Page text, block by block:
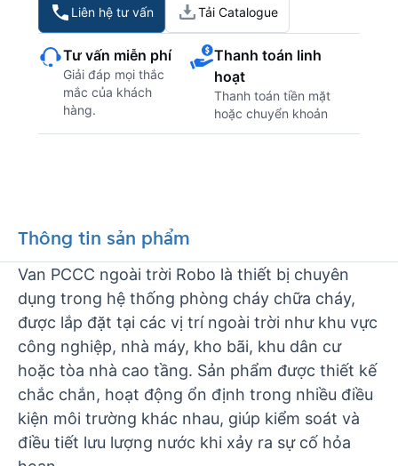
Liên hệ tư vấn Tải Catalogue
Tư vấn miễn phí
Giải đáp mọi thắc
mắc của khách
hàng.
Thanh toán linh
hoạt
Thanh toán tiền mặt
hoặc chuyển khoản
Thông tin sản phẩm
Van PCCC ngoài trời Robo là thiết bị chuyên
dụng trong hệ thống phòng cháy chữa cháy,
được lắp đặt tại các vị trí ngoài trời như khu vực
công nghiệp, nhà máy, kho bãi, khu dân cư
hoặc tòa nhà cao tầng. Sản phẩm được thiết kế
chắc chắn, hoạt động ổn định trong nhiều điều
kiện môi trường khác nhau, giúp kiểm soát và
điều tiết lưu lượng nước khi xảy ra sự cố hỏa